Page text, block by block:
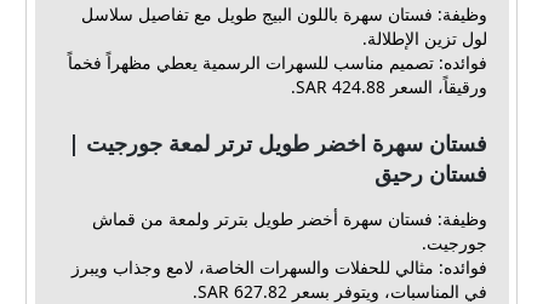
وظيفة: فستان سهرة باللون البيج طويل مع تفاصيل سلاسل
لول تزين الإطلالة.
فوائده: تصميم مناسب للسهرات الرسمية يعطي مظهراً فخماً
ورقيقاً، السعر 424.88 SAR.
فستان سهرة اخضر طويل ترتر لمعة جورجيت |
فستان رحيق
وظيفة: فستان سهرة أخضر طويل بترتر ولمعة من قماش
جورجيت.
فوائده: مثالي للحفلات والسهرات الخاصة، لامع وجذاب ويبرز
في المناسبات، ويتوفر بسعر 627.82 SAR.